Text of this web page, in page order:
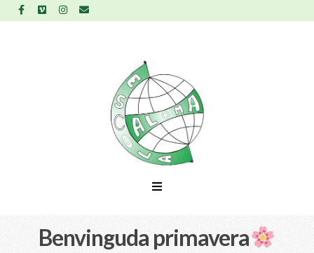
Benvinguda primavera